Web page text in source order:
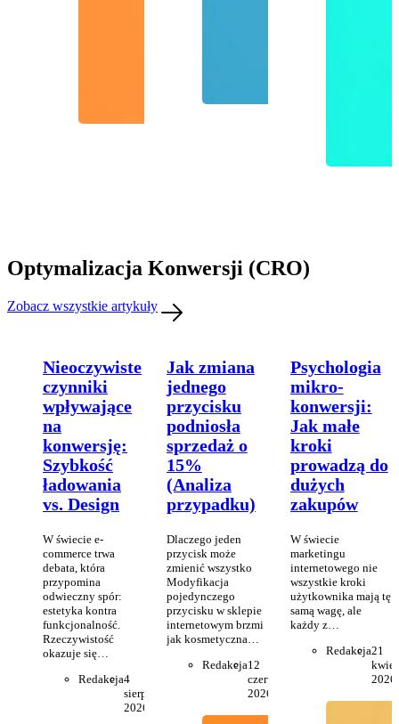
Optymalizacja Konwersji (CRO)
Zobacz wszystkie artykuły
Nieoczywiste
czynniki
wpływające
na
konwersję:
Szybkość
ładowania
vs. Design
W świecie e-
commerce trwa
debata, która
przypomina
odwieczny spór:
estetyka kontra
funkcjonalność.
Rzeczywistość
okazuje się…
Redakcja4
sierpnia
2026
Jak zmiana
jednego
przycisku
podniosła
sprzedaż o
15%
(Analiza
przypadku)
Dlaczego jeden
przycisk może
zmienić wszystko
Modyfikacja
pojedynczego
przycisku w sklepie
internetowym brzmi
jak kosmetyczna…
Redakcja12
czerwca
2026
Psychologia
mikro-
konwersji:
Jak małe
kroki
prowadzą do
dużych
zakupów
W świecie
marketingu
internetowego nie
wszystkie kroki
użytkownika mają tę
samą wagę, ale
każdy z…
Redakcja21
2026